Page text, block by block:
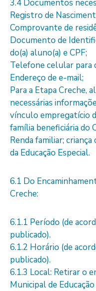
3.4 Documentos
Registro de
Comprovante de
Documento de
do(a) aluno(a) e CPF;
Telefone celular para
Endereço de e-mail;
Para a Etapa Creche,
necessárias
vínculo empregatício
família beneficiária do
Renda familiar;
da Educação Especial.
6.1 Do
Creche:
6.1.1 Período (de
publicado).
6.1.2 Horário (de
publicado).
6.1.3 Local: Retirar o
Municipal de